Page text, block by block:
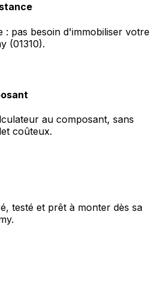
: pas besoin d'immobiliser votre
(01310).
au composant, sans
coûteux.
testé et prêt à monter dès sa